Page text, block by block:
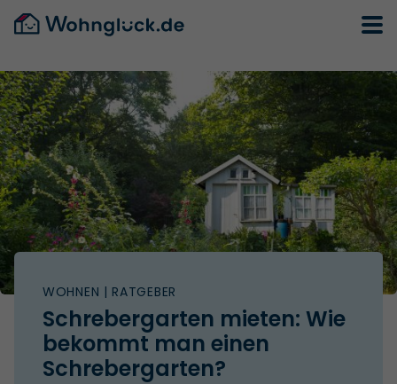
WOHNEN | RATGEBER
Schrebergarten mieten: Wie
bekommt man einen
Schrebergarten?